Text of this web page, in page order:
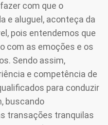
com que o
e aluguel, aconteça da
pois entendemos que
com as emoções e os
Sendo assim,
e competência de
para conduzir
buscando
transações tranquilas